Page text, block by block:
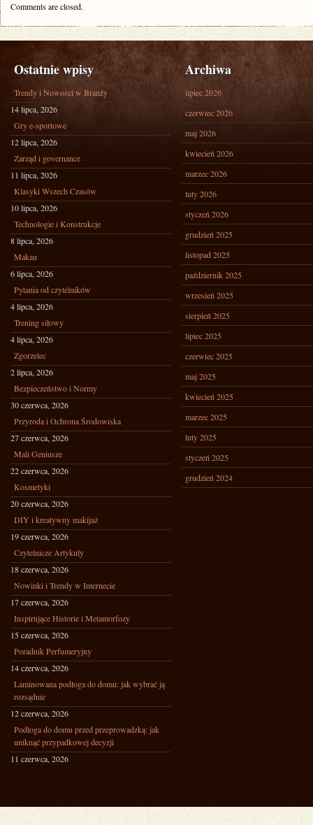
Comments are closed.
Ostatnie wpisy
Trendy i Nowości w Branży
14 lipca, 2026
Gry e-sportowe
12 lipca, 2026
Zarząd i governance
11 lipca, 2026
Klasyki Wszech Czasów
10 lipca, 2026
Technologie i Konstrukcje
8 lipca, 2026
Makau
6 lipca, 2026
Pytania od czytelników
4 lipca, 2026
Trening siłowy
4 lipca, 2026
Zgorzelec
2 lipca, 2026
Bezpieczeństwo i Normy
30 czerwca, 2026
Przyroda i Ochrona Środowiska
27 czerwca, 2026
Mali Geniusze
22 czerwca, 2026
Kosmetyki
20 czerwca, 2026
DIY i kreatywny makijaż
19 czerwca, 2026
Czytelnicze Artykuły
18 czerwca, 2026
Nowinki i Trendy w Internecie
17 czerwca, 2026
Inspirujące Historie i Metamorfozy
15 czerwca, 2026
Poradnik Perfumeryjny
14 czerwca, 2026
Laminowana podłoga do domu: jak wybrać ją
rozsądnie
12 czerwca, 2026
Podłoga do domu przed przeprowadzką: jak
uniknąć przypadkowej decyzji
11 czerwca, 2026
Archiwa
lipiec 2026
czerwiec 2026
maj 2026
kwiecień 2026
marzec 2026
luty 2026
styczeń 2026
grudzień 2025
listopad 2025
październik 2025
wrzesień 2025
sierpień 2025
lipiec 2025
czerwiec 2025
maj 2025
kwiecień 2025
marzec 2025
luty 2025
styczeń 2025
grudzień 2024